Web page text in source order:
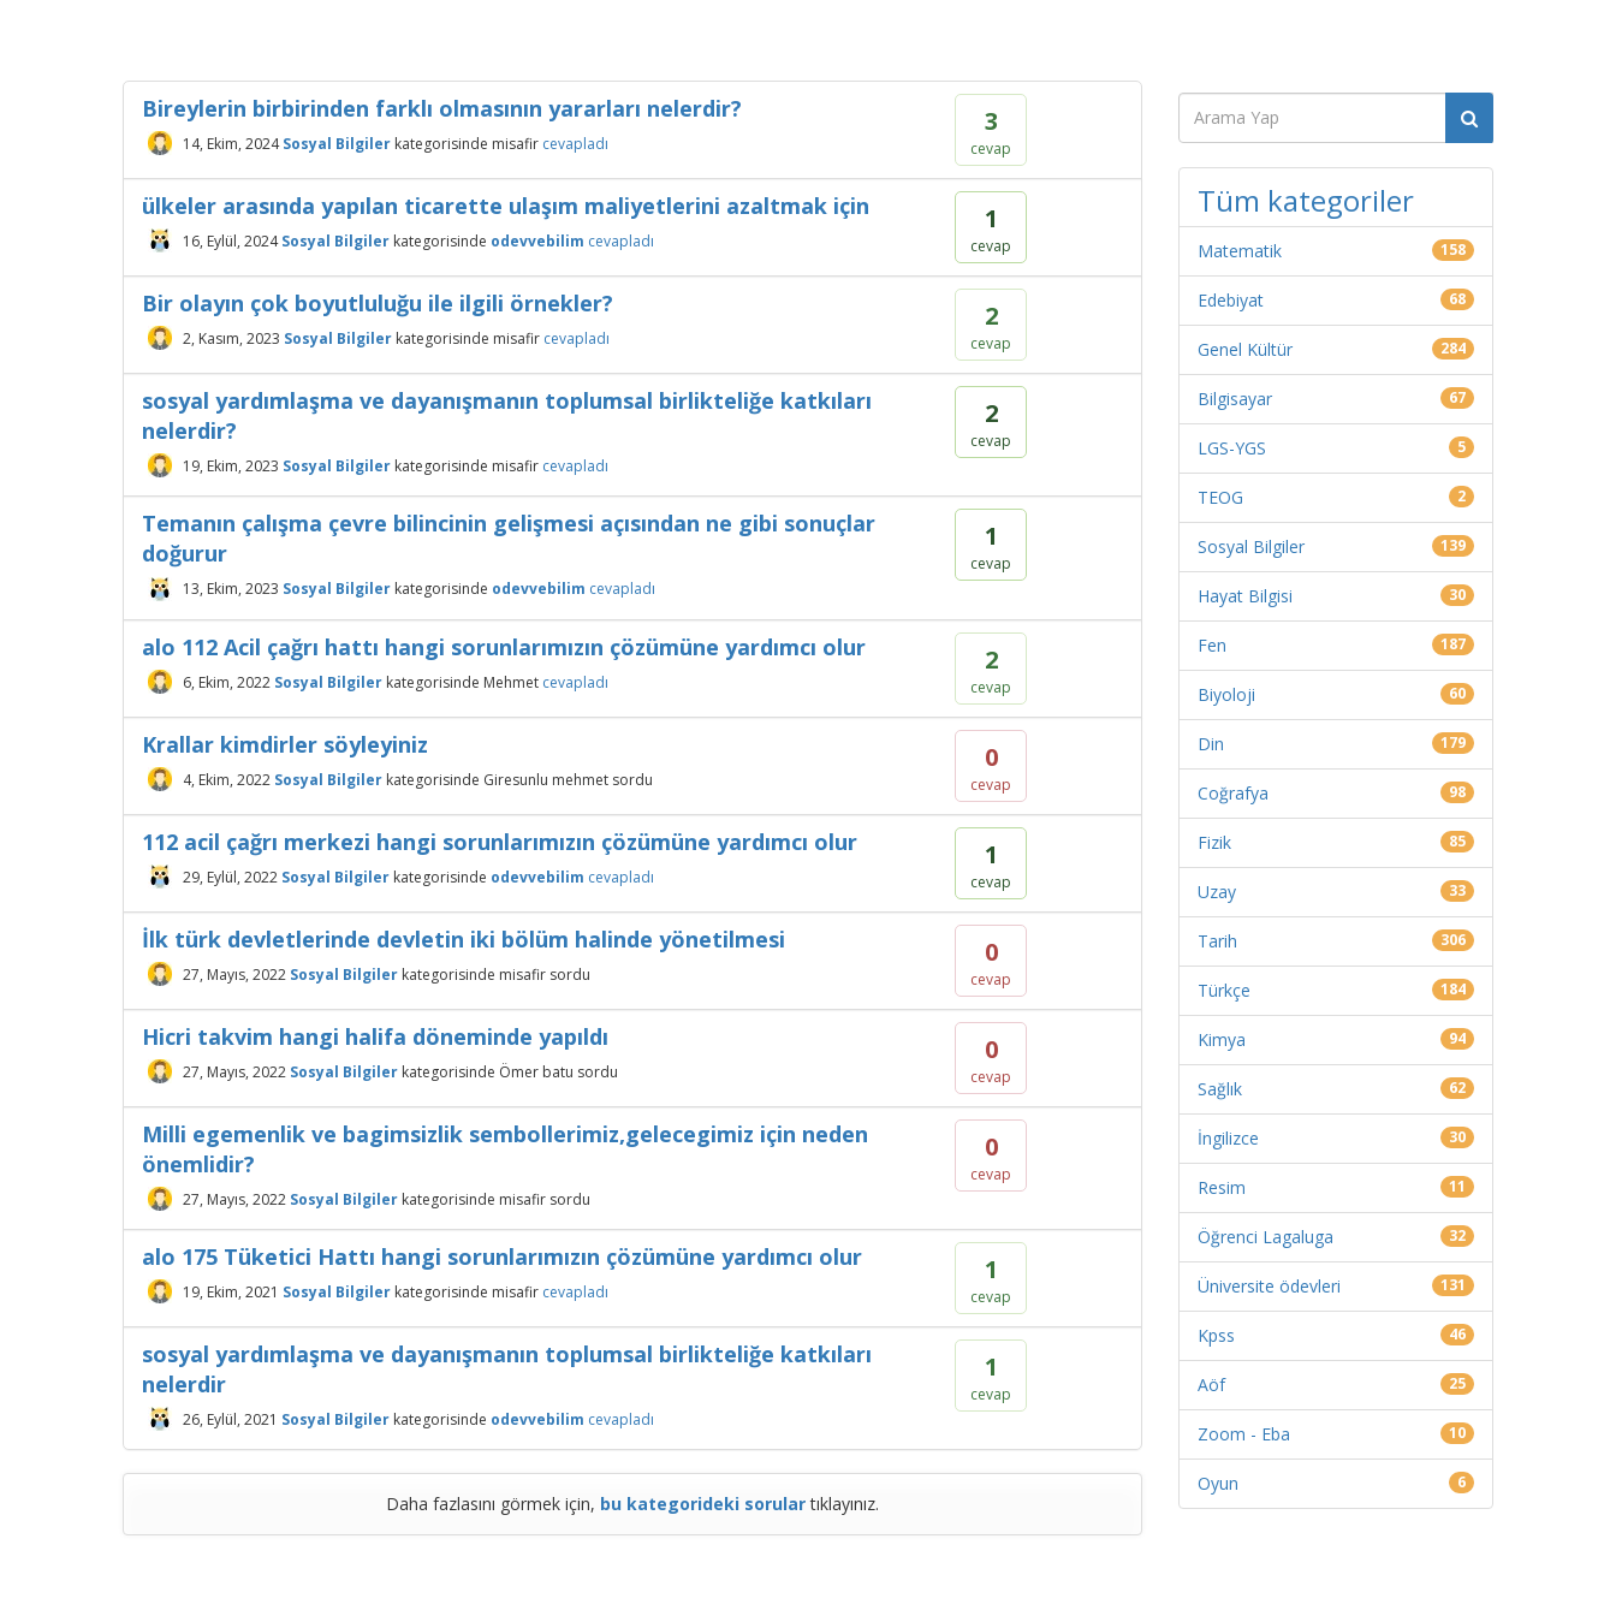
3
cevap
Bireylerin birbirinden farklı olmasının yararları nelerdir?
14, Ekim, 2024 Sosyal Bilgiler kategorisinde misafir cevapladı
1
cevap
ülkeler arasında yapılan ticarette ulaşım maliyetlerini azaltmak için
16, Eylül, 2024 Sosyal Bilgiler kategorisinde odevvebilim cevapladı
2
cevap
Bir olayın çok boyutluluğu ile ilgili örnekler?
2, Kasım, 2023 Sosyal Bilgiler kategorisinde misafir cevapladı
2
cevap
sosyal yardımlaşma ve dayanışmanın toplumsal birlikteliğe katkıları
nelerdir?
19, Ekim, 2023 Sosyal Bilgiler kategorisinde misafir cevapladı
1
cevap
Temanın çalışma çevre bilincinin gelişmesi açısından ne gibi sonuçlar
doğurur
13, Ekim, 2023 Sosyal Bilgiler kategorisinde odevvebilim cevapladı
2
cevap
alo 112 Acil çağrı hattı hangi sorunlarımızın çözümüne yardımcı olur
6, Ekim, 2022 Sosyal Bilgiler kategorisinde Mehmet cevapladı
0
cevap
Krallar kimdirler söyleyiniz
4, Ekim, 2022 Sosyal Bilgiler kategorisinde Giresunlu mehmet sordu
1
cevap
112 acil çağrı merkezi hangi sorunlarımızın çözümüne yardımcı olur
29, Eylül, 2022 Sosyal Bilgiler kategorisinde odevvebilim cevapladı
0
cevap
İlk türk devletlerinde devletin iki bölüm halinde yönetilmesi
27, Mayıs, 2022 Sosyal Bilgiler kategorisinde misafir sordu
0
cevap
Hicri takvim hangi halifa döneminde yapıldı
27, Mayıs, 2022 Sosyal Bilgiler kategorisinde Ömer batu sordu
0
cevap
Milli egemenlik ve bagimsizlik sembollerimiz,gelecegimiz için neden
önemlidir?
27, Mayıs, 2022 Sosyal Bilgiler kategorisinde misafir sordu
1
cevap
alo 175 Tüketici Hattı hangi sorunlarımızın çözümüne yardımcı olur
19, Ekim, 2021 Sosyal Bilgiler kategorisinde misafir cevapladı
1
cevap
sosyal yardımlaşma ve dayanışmanın toplumsal birlikteliğe katkıları
nelerdir
26, Eylül, 2021 Sosyal Bilgiler kategorisinde odevvebilim cevapladı
Daha fazlasını görmek için, bu kategorideki sorulartıklayınız.
Tüm kategoriler
Matematik 158
Edebiyat 68
Genel Kültür 284
Bilgisayar 67
LGS-YGS 5
TEOG 2
Sosyal Bilgiler 139
Hayat Bilgisi 30
Fen 187
Biyoloji 60
Din 179
Coğrafya 98
Fizik 85
Uzay 33
Tarih 306
Türkçe 184
Kimya 94
Sağlık 62
İngilizce 30
Resim 11
Öğrenci Lagaluga 32
Üniversite ödevleri 131
Kpss 46
Aöf 25
Zoom - Eba 10
Oyun 6